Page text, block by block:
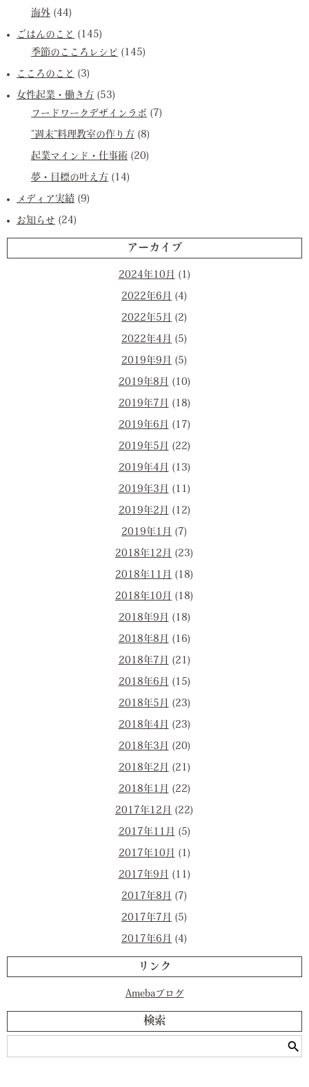
海外 (44)
ごはんのこと (145)
季節のこころレシピ (145)
こころのこと (3)
女性起業・働き方 (53)
フードワークデザインラボ (7)
”週末”料理教室の作り方 (8)
起業マインド・仕事術 (20)
夢・目標の叶え方 (14)
メディア実績 (9)
お知らせ (24)
アーカイブ
2024年10月 (1)
2022年6月 (4)
2022年5月 (2)
2022年4月 (5)
2019年9月 (5)
2019年8月 (10)
2019年7月 (18)
2019年6月 (17)
2019年5月 (22)
2019年4月 (13)
2019年3月 (11)
2019年2月 (12)
2019年1月 (7)
2018年12月 (23)
2018年11月 (18)
2018年10月 (18)
2018年9月 (18)
2018年8月 (16)
2018年7月 (21)
2018年6月 (15)
2018年5月 (23)
2018年4月 (23)
2018年3月 (20)
2018年2月 (21)
2018年1月 (22)
2017年12月 (22)
2017年11月 (5)
2017年10月 (1)
2017年9月 (11)
2017年8月 (7)
2017年7月 (5)
2017年6月 (4)
リンク
Amebaブログ
検索